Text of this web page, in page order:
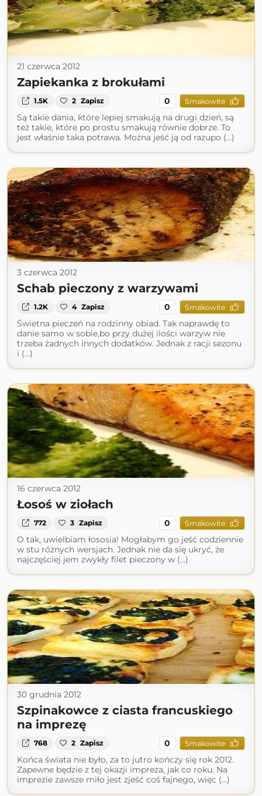
21 czerwca 2012
Zapiekanka z brokułami
1.5K 2 Zapisz 0 Smakowite
Są takie dania, które lepiej smakują na drugi dzień, są
też takie, które po prostu smakują równie dobrze. To
jest właśnie taka potrawa. Można jeść ją od razupo (...)
3 czerwca 2012
Schab pieczony z warzywami
1.2K 4 Zapisz 0 Smakowite
Świetna pieczeń na rodzinny obiad. Tak naprawdę to
danie samo w sobie,bo przy dużej ilości warzyw nie
trzeba żadnych innych dodatków. Jednak z racji sezonu
i (...)
16 czerwca 2012
Łosoś w ziołach
772 3 Zapisz 0 Smakowite
O tak, uwielbiam łososia! Mogłabym go jeść codziennie
w stu różnych wersjach. Jednak nie da się ukryć, że
najczęściej jem zwykły filet pieczony w (...)
30 grudnia 2012
Szpinakowce z ciasta francuskiego
na imprezę
768 2 Zapisz 0 Smakowite
Końca świata nie było, za to jutro kończy się rok 2012.
Zapewne będzie z tej okazji impreza, jak co roku. Na
imprezie zawsze miło jest zjeść coś fajnego, więc (...)